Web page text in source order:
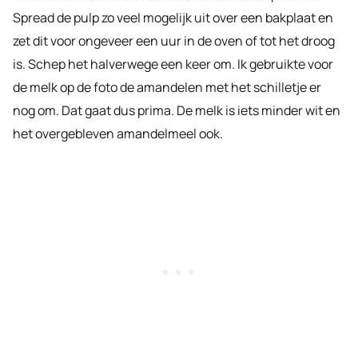
Spread de pulp zo veel mogelijk uit over een bakplaat en
zet dit voor ongeveer een uur in de oven of tot het droog
is. Schep het halverwege een keer om. Ik gebruikte voor
de melk op de foto de amandelen met het schilletje er
nog om. Dat gaat dus prima. De melk is iets minder wit en
het overgebleven amandelmeel ook.